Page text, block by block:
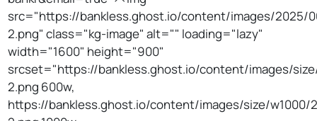
src="https://bankless.ghost.io/content/images/2025/
2.png" class="kg-image" alt="" loading="lazy"
width="1600" height="900"
srcset="https://bankless.ghost.io/content/images/
2.png 600w,
https://bankless.ghost.io/content/images/size/w1000/